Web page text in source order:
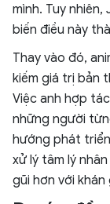
mình. Tuy nhiên,
biến điều này
Thay vào đó,
kiếm giá trị bản
Việc anh hợp
những người
hướng phát
xử lý tâm lý
gũi hơn với khán